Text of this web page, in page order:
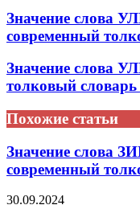
Значение слова
современный
Значение слова
толковый словарь
Похожие статьи
Значение слова
современный
30.09.2024